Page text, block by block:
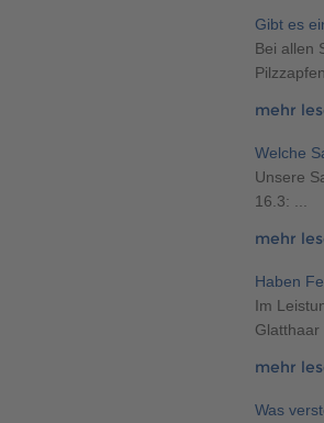
Gibt es
Bei allen
mehr
Welche
Unsere
16.3: ...
mehr
Haben
Im
Glatthaar
mehr
Was